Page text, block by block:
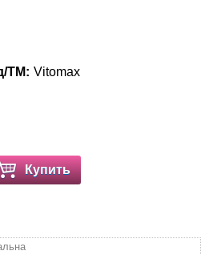
ТМ: Vitomax
Купить
и